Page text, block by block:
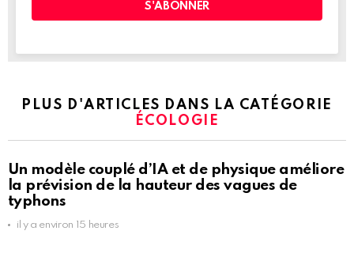
PLUS D'ARTICLES DANS LA CATÉGORIE
ÉCOLOGIE
Un modèle couplé d’IA et de physique améliore
la prévision de la hauteur des vagues de
typhons
il y a environ 15 heures